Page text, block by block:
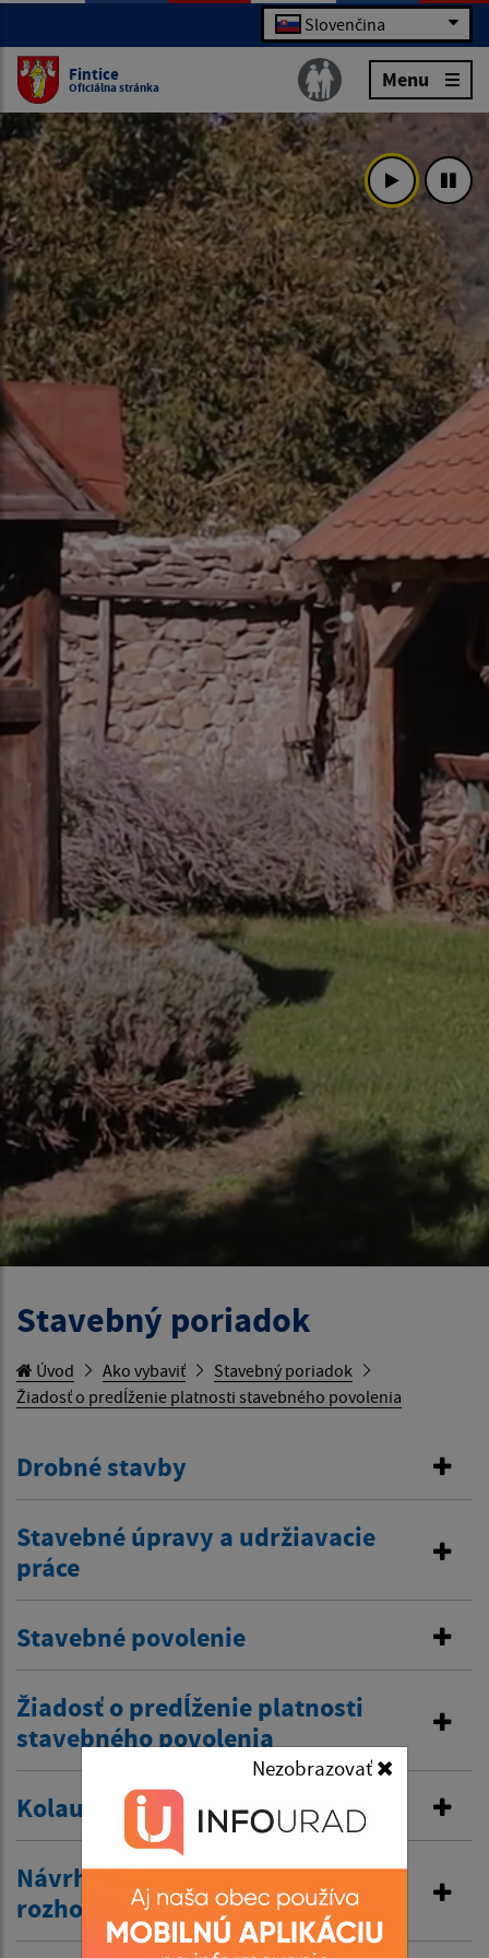
Nezobrazovať
Slovenčina
Fintice
Oficiálna stránka Menu
Stavebný poriadok
Úvod Ako vybaviť
Stavebný poriadok
Žiadosť o predĺženie platnosti stavebného povolenia
Drobné stavby
Stavebné úpravy a udržiavacie
práce
Stavebné povolenie
Žiadosť o predĺženie platnosti
stavebného povolenia
Kolaudačné rozhodnutie
Návrh na vydanie územného
rozhodnutia